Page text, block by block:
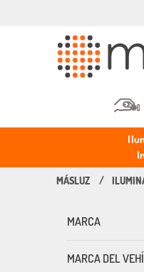
MARCA
MARCA DEL